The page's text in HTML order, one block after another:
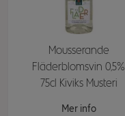
Mousserande
Fläderblomsvin 0,5%
75cl Kiviks Musteri
Mer info